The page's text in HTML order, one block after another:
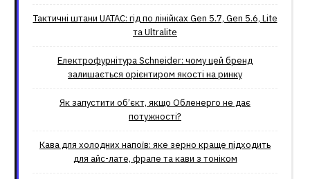
Тактичні штани UATAC: гід по лінійках Gen 5.7, Gen 5.6, Lite
та Ultralite
Електрофурнітура Schneider: чому цей бренд
залишається орієнтиром якості на ринку
Як запустити об’єкт, якщо Обленерго не дає
потужності?
Кава для холодних напоїв: яке зерно краще підходить
для айс-лате, фрапе та кави з тоніком